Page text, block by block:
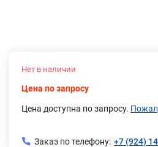
Нет в наличии
Цена по запросу
Цена доступна по запросу.
Заказ по телефону: +7 (924)